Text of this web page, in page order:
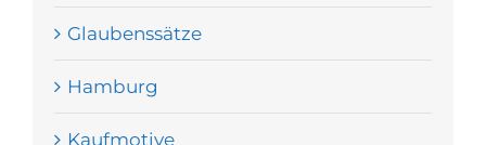
Glaubenssätze
Hamburg
Kaufmotive